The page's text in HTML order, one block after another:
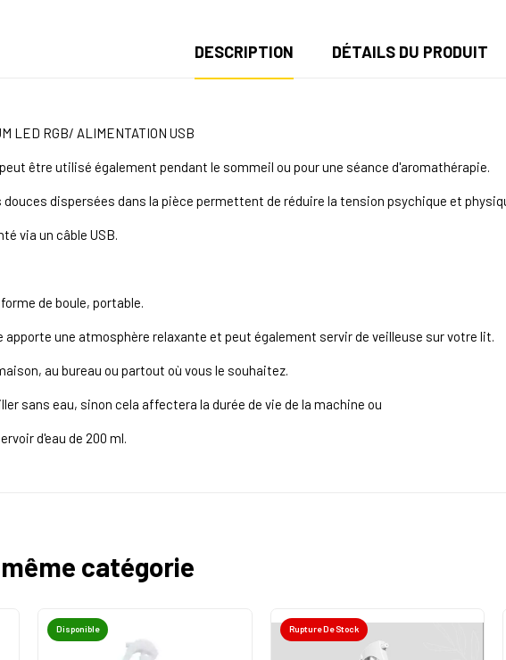
DESCRIPTION DÉTAILS DU PRODUIT
LED RGB/ ALIMENTATION USB
être utilisé également pendant le sommeil ou pour une séance d'aromathérapie.
dispersées dans la pièce permettent de réduire la tension psychique et
via un câble USB.
de boule, portable.
apporte une atmosphère relaxante et peut également servir de veilleuse sur votre lit.
au bureau ou partout où vous le souhaitez.
sans eau, sinon cela affectera la durée de vie de la machine ou
d'eau de 200 ml.
catégorie
Disponible Rupture De Stock